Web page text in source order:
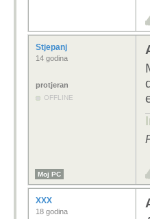
Stjepanj
14 godina
protjeran
OFFLINE
Moj PC
XXX
18 godina